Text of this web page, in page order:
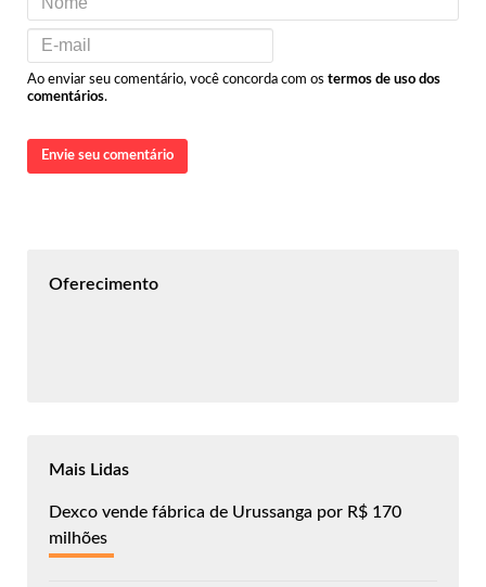
Ao enviar seu comentário, você concorda com os termos de uso dos
comentários.
Envie seu comentário
Oferecimento
Mais Lidas
Dexco vende fábrica de Urussanga por R$ 170
milhões